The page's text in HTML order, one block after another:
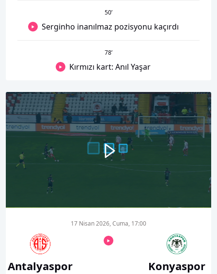
50’
Serginho inanılmaz pozisyonu kaçırdı
78’
Kırmızı kart: Anıl Yaşar
Antalyaspor
17 Nisan 2026, Cuma, 17:00
Konyaspor